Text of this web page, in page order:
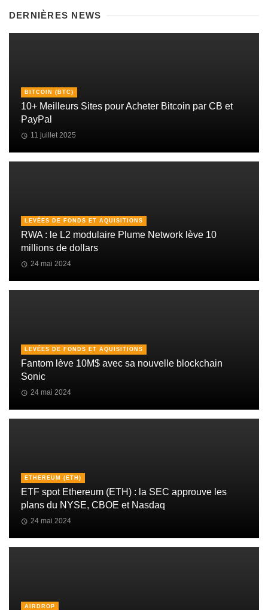
DERNIÈRES NEWS
BITCOIN (BTC)
10+ Meilleurs Sites pour Acheter Bitcoin par CB et
PayPal
11 juillet 2025
LEVÉES DE FONDS ET AQUISITIONS
RWA : le L2 modulaire Plume Network lève 10
millions de dollars
24 mai 2024
LEVÉES DE FONDS ET AQUISITIONS
Fantom lève 10M$ avec sa nouvelle blockchain
Sonic
24 mai 2024
ETHEREUM (ETH)
ETF spot Ethereum (ETH) : la SEC approuve les
plans du NYSE, CBOE et Nasdaq
24 mai 2024
AIRDROP